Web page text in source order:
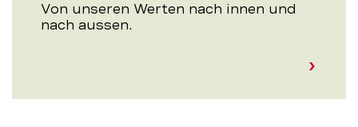
Von unseren Werten nach innen und
nach aussen.